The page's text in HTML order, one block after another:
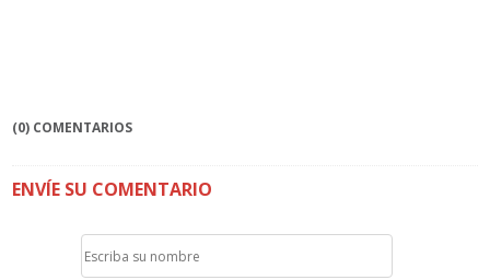
(0) COMENTARIOS
ENVÍE SU COMENTARIO